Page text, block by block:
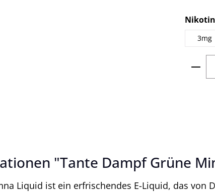
3mg
"Tante Dampf Grüne
Liquid ist ein erfrischendes E-Liquid, das